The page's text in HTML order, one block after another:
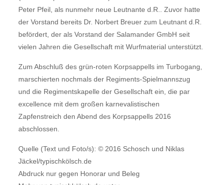
Peter Pfeil, als nunmehr neue Leutnante d.R.. Zuvor hatte
der Vorstand bereits Dr. Norbert Breuer zum Leutnant d.R.
befördert, der als Vorstand der Salamander GmbH seit
vielen Jahren die Gesellschaft mit Wurfmaterial unterstützt.
Zum Abschluß des grün-roten Korpsappells im Turbogang,
marschierten nochmals der Regiments-Spielmannszug
und die Regimentskapelle der Gesellschaft ein, die par
excellence mit dem großen karnevalistischen
Zapfenstreich den Abend des Korpsappells 2016
abschlossen.
Quelle (Text und Foto/s): © 2016 Schosch und Niklas
Jäckel/typischkölsch.de
Abdruck nur gegen Honorar und Beleg